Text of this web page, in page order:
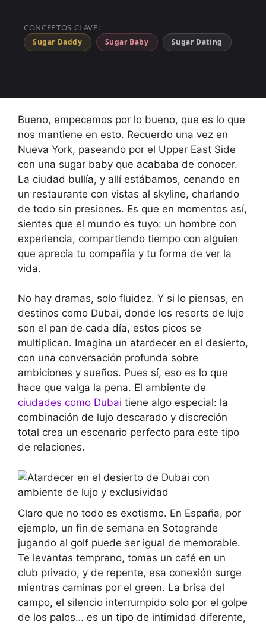
CONCEPTOS CLAVE:
Sugar Daddy Sugar Baby Sugar Dating
Bueno, empecemos por lo bueno, que es lo que
nos mantiene en esto. Recuerdo una vez en
Nueva York, paseando por el Upper East Side
con una sugar baby que acababa de conocer.
La ciudad bullía, y allí estábamos, cenando en
un restaurante con vistas al skyline, charlando
de todo sin presiones. Es que en momentos así,
sientes que el mundo es tuyo: un hombre con
experiencia, compartiendo tiempo con alguien
que aprecia tu compañía y tu forma de ver la
vida.
No hay dramas, solo fluidez. Y si lo piensas, en
destinos como Dubai, donde los resorts de lujo
son el pan de cada día, estos picos se
multiplican. Imagina un atardecer en el desierto,
con una conversación profunda sobre
ambiciones y sueños. Pues sí, eso es lo que
hace que valga la pena. El ambiente de
ciudades como Dubai tiene algo especial: la
combinación de lujo descarado y discreción
total crea un escenario perfecto para este tipo
de relaciones.
Claro que no todo es exotismo. En España, por
ejemplo, un fin de semana en Sotogrande
jugando al golf puede ser igual de memorable.
Te levantas temprano, tomas un café en un
club privado, y de repente, esa conexión surge
mientras caminas por el green. La brisa del
campo, el silencio interrumpido solo por el golpe
de los palos… es un tipo de intimidad diferente,